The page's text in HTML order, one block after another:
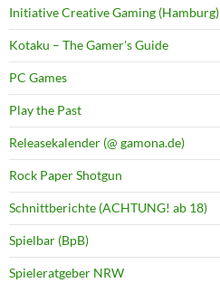
Initiative Creative Gaming (Hamburg)
Kotaku – The Gamer's Guide
PC Games
Play the Past
Releasekalender (@ gamona.de)
Rock Paper Shotgun
Schnittberichte (ACHTUNG! ab 18)
Spielbar (BpB)
Spieleratgeber NRW